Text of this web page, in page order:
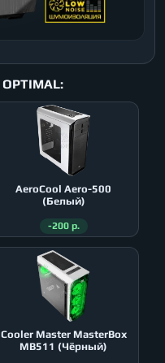
AeroСool Aero-500
(Белый)
-200 р.
Cooler Master MasterBox
MB511 (Чёрный)